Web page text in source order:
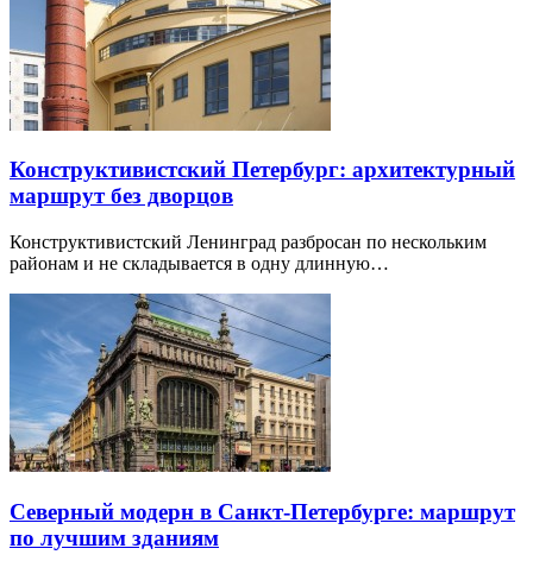
Конструктивистский Петербург: архитектурный
маршрут без дворцов
Конструктивистский Ленинград разбросан по нескольким
районам и не складывается в одну длинную…
Северный модерн в Санкт-Петербурге: маршрут
по лучшим зданиям